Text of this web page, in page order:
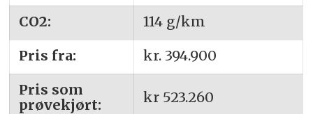
CO2:
114 g/km
Pris fra:
kr. 394.900
Pris som
prøvekjørt:
kr 523.260